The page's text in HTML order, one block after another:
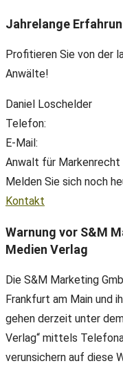
Jahrelange
Profitieren Sie von der
Anwälte!
Daniel Loschelder
Telefon:
E-Mail:
Anwalt für Markenrecht
Melden Sie sich noch
Kontakt
Warnung vor S&M
Medien Verlag
Die S&M Marketing
Frankfurt am Main und
gehen derzeit unter
Verlag“ mittels
verunsichern auf diese